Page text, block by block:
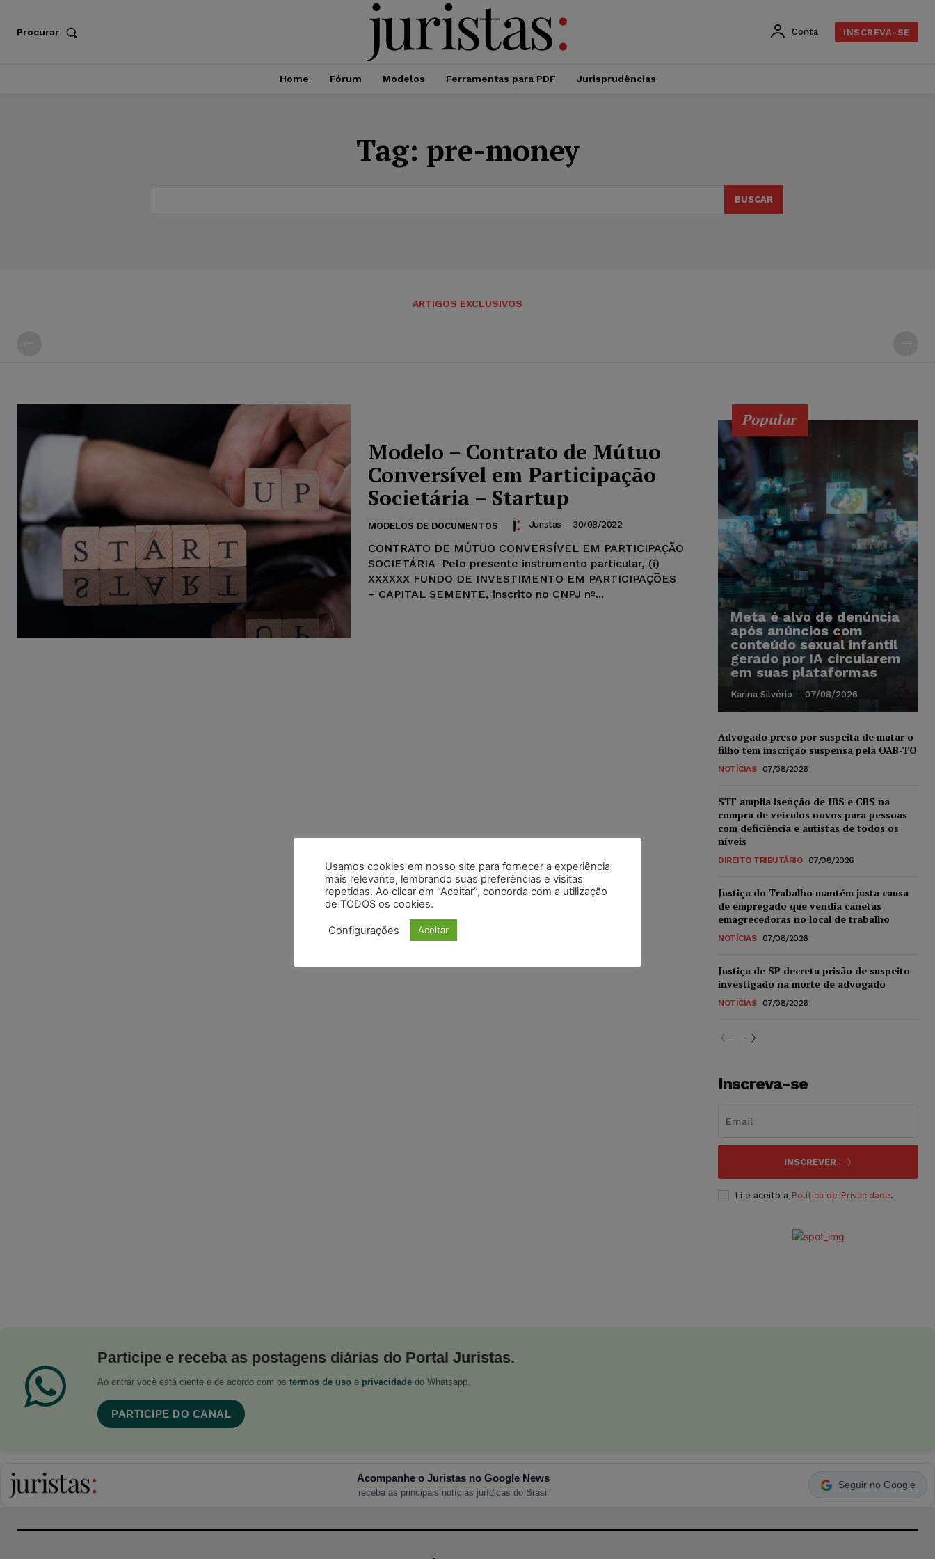
Procurar Conta INSCREVA-SE
Home Fórum Modelos Ferramentas para PDF Jurisprudências
Tag: pre-money
BUSCAR
ARTIGOS EXCLUSIVOS
Modelo – Contrato de Mútuo
Conversível em Participação
Societária – Startup
MODELOS DE DOCUMENTOS Juristas - 30/08/2022
CONTRATO DE MÚTUO CONVERSÍVEL EM PARTICIPAÇÃO
SOCIETÁRIA Pelo presente instrumento particular, (i)
XXXXXX FUNDO DE INVESTIMENTO EM PARTICIPAÇÕES
– CAPITAL SEMENTE, inscrito no CNPJ nº...
Popular
Meta é alvo de denúncia
após anúncios com
conteúdo sexual infantil
gerado por IA circularem
em suas plataformas
Karina Silvério - 07/08/2026
Advogado preso por suspeita de matar o
filho tem inscrição suspensa pela OAB-TO
NOTÍCIAS 07/08/2026
STF amplia isenção de IBS e CBS na
compra de veículos novos para pessoas
com deficiência e autistas de todos os
níveis
DIREITO TRIBUTÁRIO 07/08/2026
Justiça do Trabalho mantém justa causa
de empregado que vendia canetas
emagrecedoras no local de trabalho
NOTÍCIAS 07/08/2026
Justiça de SP decreta prisão de suspeito
investigado na morte de advogado
NOTÍCIAS 07/08/2026
Inscreva-se
INSCREVER
Li e aceito a Política de Privacidade.
Participe e receba as postagens diárias do Portal Juristas.
Ao entrar você está ciente e de acordo com os termos de uso e privacidade do Whatsapp.
PARTICIPE DO CANAL
Acompanhe o Juristas no Google News
receba as principais notícias jurídicas do Brasil
Seguir no Google
Usamos cookies em nosso site para fornecer a experiência
mais relevante, lembrando suas preferências e visitas
repetidas. Ao clicar em “Aceitar”, concorda com a utilização
de TODOS os cookies.
Configurações Aceitar